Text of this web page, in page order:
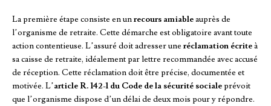
La première étape consiste en unrecours amiableauprès de
l’organisme de retraite. Cette démarche est obligatoire avant toute
action contentieuse. L’assuré doit adresser une réclamation écriteà
sa caisse de retraite, idéalement par lettre recommandée avec accusé
de réception. Cette réclamation doit être précise, documentée et
motivée. L’article R. 142-1 du Code de la sécurité socialeprévoit
que l’organisme dispose d’un délai de deux mois pour y répondre.